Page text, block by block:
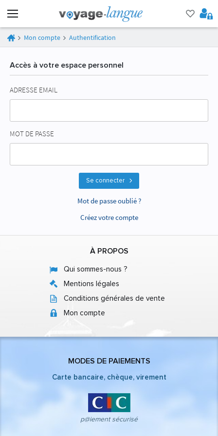
Mon compte Authentification
Accès à votre espace personnel
ADRESSE EMAIL
MOT DE PASSE
Se connecter
Mot de passe oublié ?
Créez votre compte
À PROPOS
Qui sommes-nous ?
Mentions légales
Conditions générales de vente
Mon compte
MODES DE PAIEMENTS
Carte bancaire, chèque, virement
p@iement sécurisé